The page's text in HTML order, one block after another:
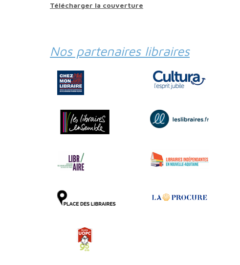
Télécharger la couverture
Nos partenaires libraires